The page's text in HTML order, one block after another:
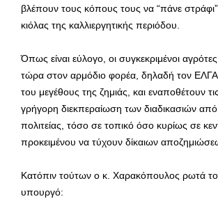
βλέπουν τους κόπους τους να “πάνε
κιόλας της καλλιεργητικής περιόδου.
Όπως είναι εύλογο, οι συγκεκριμένοι
τώρα στον αρμόδιο φορέα, δηλαδή τον ΕΛΓΑ,
του μεγέθους της ζημιάς, και εναποθέτουν
γρήγορη διεκπεραίωση των διαδικασιών
πολιτείας, τόσο σε τοπικό όσο κυρίως σε
προκειμένου να τύχουν δίκαιων
Κατόπιν τούτων ο κ. Χαρακόπουλος ρωτά
υπουργό: